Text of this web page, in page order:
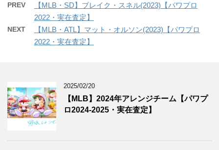
PREV
【MLB・SD】ブレイク・スネル(2023)【パワプロ
2022・実在査定】
NEXT
【MLB・ATL】マット・オルソン(2023)【パワプロ
2022・実在査定】
2025/02/20
【MLB】2024年アレンジチーム【パワプ
ロ2024-2025・実在査定】